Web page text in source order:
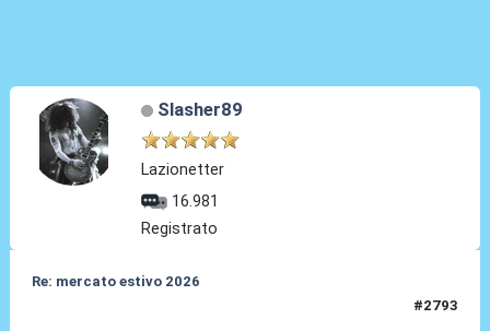
Slasher89
Lazionetter
16.981
Registrato
Re: mercato estivo 2026
#2793